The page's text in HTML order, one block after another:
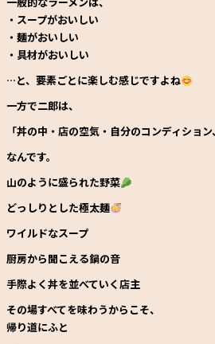
・スープがおいしい
・麺がおいしい
・具材がおいしい
…と、要素ごとに楽しむ感じですよね
一方で二郎は、
「丼の中・店の空気・自分のコンディショ
なんです。
山のように盛られた野菜
どっしりとした極太麺
ワイルドなスープ
厨房から聞こえる鍋の音
手際よく丼を並べていく店主
その場すべてを味わうからこそ、
帰り道にふと